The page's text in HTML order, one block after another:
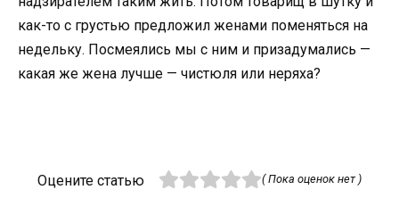
как-то с грустью предложил женами поменяться на
недельку. Посмеялись мы с ним и призадумались —
какая же жена лучше — чистюля или неряха?
Оцените статью ( Пока оценок нет )